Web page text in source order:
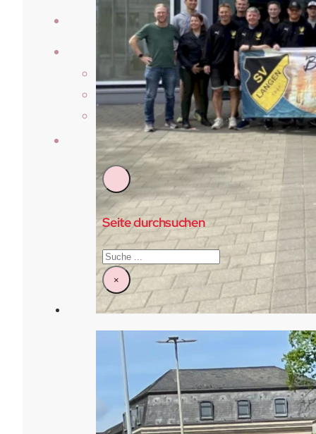
Laufberichte
Der Verein
Über Uns
Vorstand & Beirat
Satzung
Kontakt
Seite durchsuchen
Suchen
×